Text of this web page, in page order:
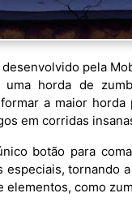
pela
uma horda de
a maior
em corridas
botão para
tornando
elementos, como